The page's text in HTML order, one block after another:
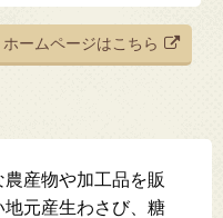
ホームページはこちら
産物や加工品を販
元産生わさび、糖